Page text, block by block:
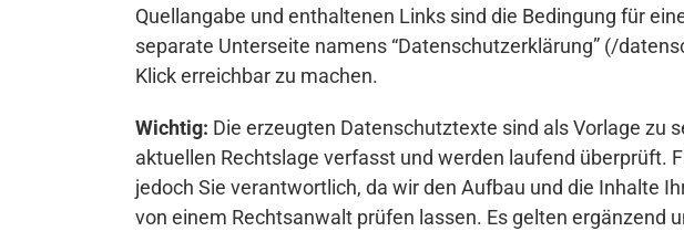
Quellangabe und enthaltenen Links sind die Bedingung für
separate Unterseite namens “Datenschutzerklärung” (/
Klick erreichbar zu machen.
Wichtig: Die erzeugten Datenschutztexte sind als Vorlage zu
aktuellen Rechtslage verfasst und werden laufend überprüft.
jedoch Sie verantwortlich, da wir den Aufbau und die Inhalte
von einem Rechtsanwalt prüfen lassen. Es gelten ergänzend